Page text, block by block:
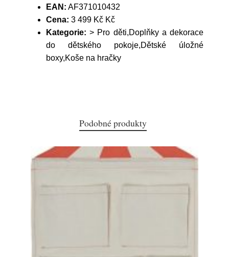
EAN: AF371010432
Cena: 3 499 Kč Kč
Kategorie: > Pro děti,Doplňky a dekorace
do dětského pokoje,Dětské úložné
boxy,Koše na hračky
Podobné produkty